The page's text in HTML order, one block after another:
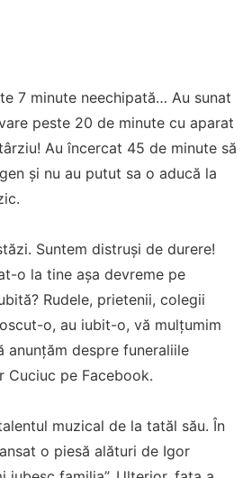
7 minute neechipată… Au sunat
peste 20 de minute cu aparat
Au încercat 45 de minute să
și nu au putut sa o aducă la
Suntem distruși de durere!
o la tine așa devreme pe
Rudele, prietenii, colegii
o, au iubit-o, vă mulțumim
anunțăm despre funeraliile
Cuciuc pe Facebook.
muzical de la tatăl său. În
o piesă alături de Igor